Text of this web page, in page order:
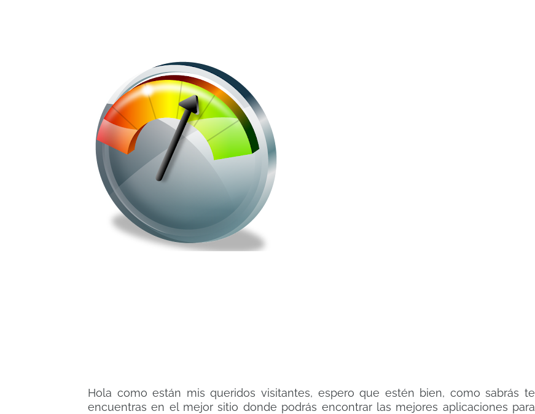
Hola como están mis queridos visitantes, espero que estén bien, como sabrás te
encuentras en el mejor sitio donde podrás encontrar las mejores aplicaciones para